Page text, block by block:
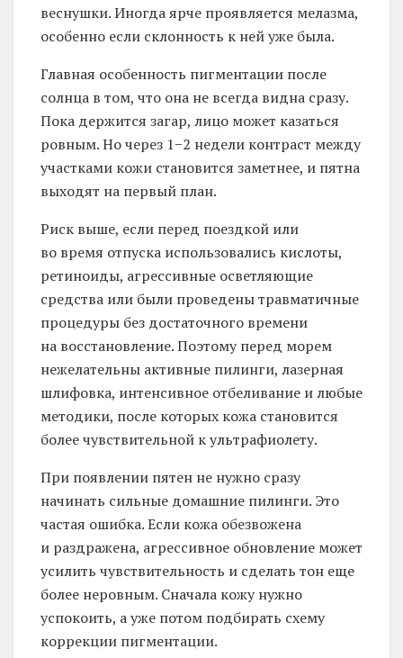
веснушки. Иногда ярче проявляется мелазма,
особенно если склонность к ней уже была.
Главная особенность пигментации после
солнца в том, что она не всегда видна сразу.
Пока держится загар, лицо может казаться
ровным. Но через 1−2 недели контраст между
участками кожи становится заметнее, и пятна
выходят на первый план.
Риск выше, если перед поездкой или
во время отпуска использовались кислоты,
ретиноиды, агрессивные осветляющие
средства или были проведены травматичные
процедуры без достаточного времени
на восстановление. Поэтому перед морем
нежелательны активные пилинги, лазерная
шлифовка, интенсивное отбеливание и любые
методики, после которых кожа становится
более чувствительной к ультрафиолету.
При появлении пятен не нужно сразу
начинать сильные домашние пилинги. Это
частая ошибка. Если кожа обезвожена
и раздражена, агрессивное обновление может
усилить чувствительность и сделать тон еще
более неровным. Сначала кожу нужно
успокоить, а уже потом подбирать схему
коррекции пигментации.